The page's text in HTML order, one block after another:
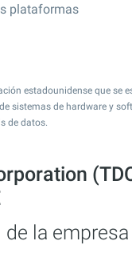
plataformas
estadounidense que se
sistemas de hardware y
de datos.
la empresa